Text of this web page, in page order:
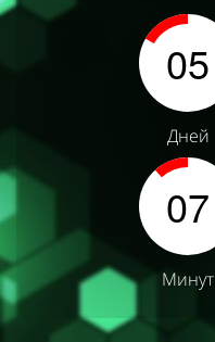
05
Дней
07
Минут